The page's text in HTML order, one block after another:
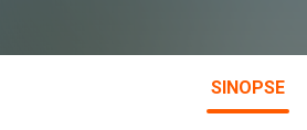
SINOPSE